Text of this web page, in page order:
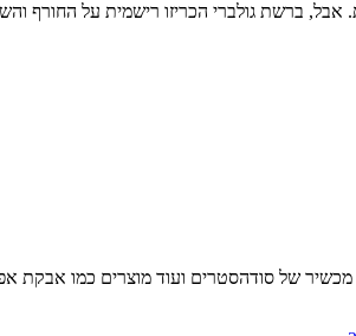
הכריזו רישמית על החורף והשיקו
של סודהסטרים ועוד מוצרים כמו אבקת